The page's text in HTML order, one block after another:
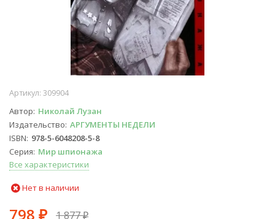
Артикул: 309904
Автор Николай Лузан
Издательство АРГУМЕНТЫ НЕДЕЛИ
ISBN 978-5-6048208-5-8
Серия Мир шпионажа
Все характеристики
Нет в наличии
798 ₽ 1 877₽